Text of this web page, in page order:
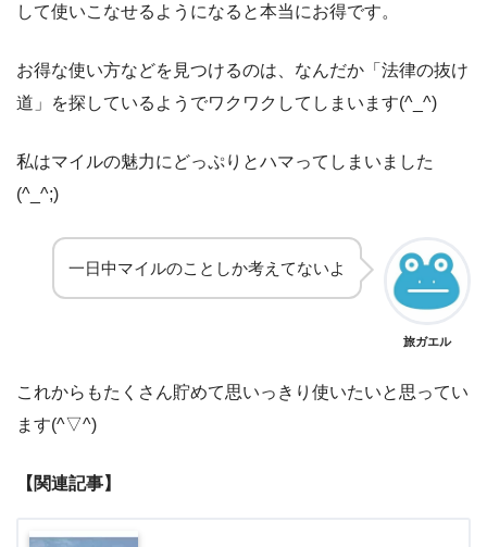
して使いこなせるようになると本当にお得です。
お得な使い方などを見つけるのは、なんだか「法律の抜け
道」を探しているようでワクワクしてしまいます(^_^)
私はマイルの魅力にどっぷりとハマってしまいました
(^_^;)
一日中マイルのことしか考えてないよ
旅ガエル
これからもたくさん貯めて思いっきり使いたいと思ってい
ます(^▽^)
【関連記事】